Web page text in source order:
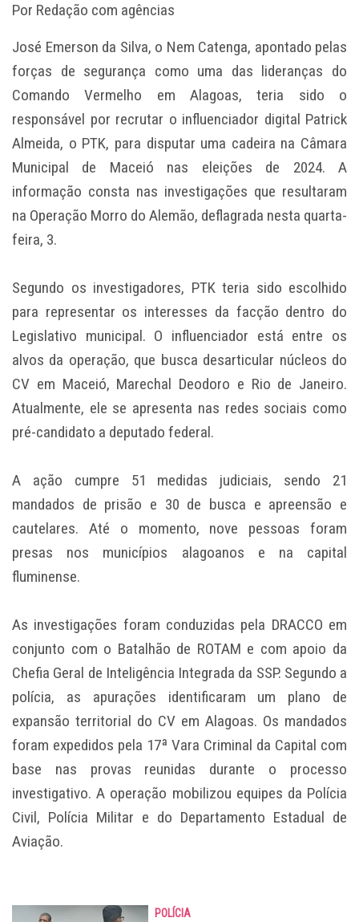
Por Redação com agências
José Emerson da Silva, o Nem Catenga, apontado pelas
forças de segurança como uma das lideranças do
Comando Vermelho em Alagoas, teria sido o
responsável por recrutar o influenciador digital Patrick
Almeida, o PTK, para disputar uma cadeira na Câmara
Municipal de Maceió nas eleições de 2024. A
informação consta nas investigações que resultaram
na Operação Morro do Alemão, deflagrada nesta quarta-
feira, 3.
Segundo os investigadores, PTK teria sido escolhido
para representar os interesses da facção dentro do
Legislativo municipal. O influenciador está entre os
alvos da operação, que busca desarticular núcleos do
CV em Maceió, Marechal Deodoro e Rio de Janeiro.
Atualmente, ele se apresenta nas redes sociais como
pré-candidato a deputado federal.
A ação cumpre 51 medidas judiciais, sendo 21
mandados de prisão e 30 de busca e apreensão e
cautelares. Até o momento, nove pessoas foram
presas nos municípios alagoanos e na capital
fluminense.
As investigações foram conduzidas pela DRACCO em
conjunto com o Batalhão de ROTAM e com apoio da
Chefia Geral de Inteligência Integrada da SSP. Segundo a
polícia, as apurações identificaram um plano de
expansão territorial do CV em Alagoas. Os mandados
foram expedidos pela 17ª Vara Criminal da Capital com
base nas provas reunidas durante o processo
investigativo. A operação mobilizou equipes da Polícia
Civil, Polícia Militar e do Departamento Estadual de
Aviação.
POLÍCIA